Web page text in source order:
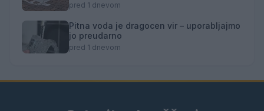
pred 1 dnevom
Pitna voda je dragocen vir – uporabljajmo
jo preudarno
pred 1 dnevom